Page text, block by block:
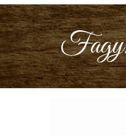
Fagy.